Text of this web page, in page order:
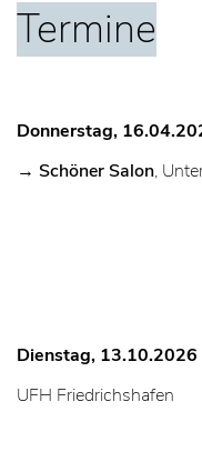
Termine
Donnerstag,
→ Schöner Salon,
Dienstag, 13.10.2026
UFH Friedrichshafen